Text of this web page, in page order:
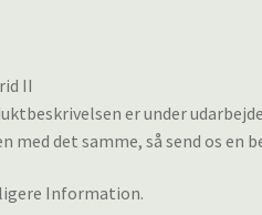
II
er under
med det samme, så send os en
Information.